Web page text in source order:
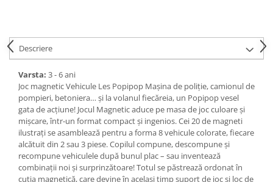
Descriere
Varsta: 3 - 6 ani
Joc magnetic Vehicule Les Popipop Mașina de poliție, camionul de
pompieri, betoniera… și la volanul fiecăreia, un Popipop vesel
gata de acțiune! Jocul Magnetic aduce pe masa de joc culoare și
mișcare, într-un format compact și ingenios. Cei 20 de magneti
ilustrați se asamblează pentru a forma 8 vehicule colorate, fiecare
alcătuit din 2 sau 3 piese. Copilul compune, descompune și
recompune vehiculele după bunul plac – sau inventează
combinații noi și surprinzătoare! Totul se păstrează ordonat în
cutia magnetică, care devine în același timp suport de joc și loc de